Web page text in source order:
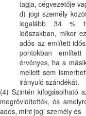
tagja, cégvezetője
d) jogi személy
legalább 34 %
időszakban, mikor
adós az említett
pontokban
érvényes, ha a
mellett sem
irányuló szándékát.
(4) Szintén kifogásolható
megrövidítették, és
adós, mint jogi személy és